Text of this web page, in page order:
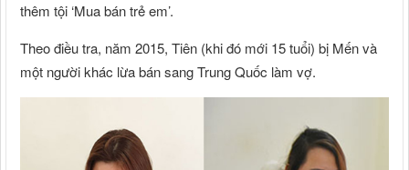
thêm tội ‘Mua bán trẻ em’.
Theo điều tra, năm 2015, Tiên (khi đó mới 15 tuổi) bị Mến và
một người khác lừa bán sang Trung Quốc làm vợ.